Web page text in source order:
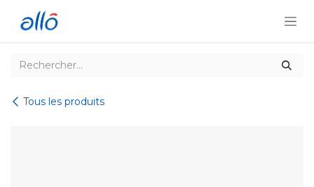
Tous les produits